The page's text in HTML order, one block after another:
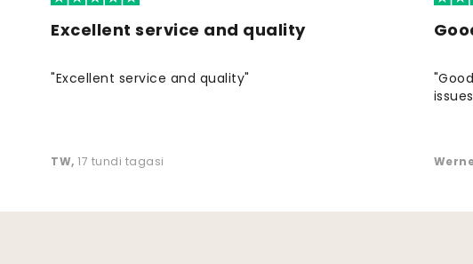
Excellent service and quality
"Excellent service and quality"
TW, 17 tundi tagasi